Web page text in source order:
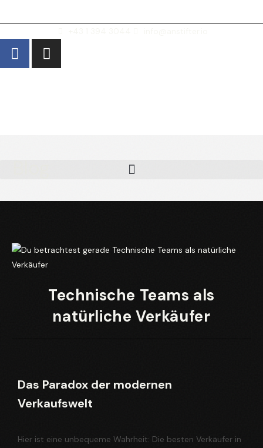
Technische Teams als
natürliche Verkäufer
Das Paradox der modernen
Verkaufswelt
Hier ist eine unbequeme Wahrheit: Die besten Verkäufer in